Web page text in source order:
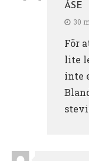
ÅSE
30
För
lite
inte